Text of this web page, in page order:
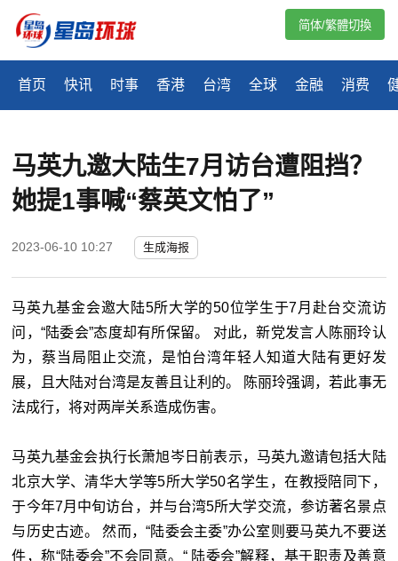
首页 快讯 时事 香港 台湾 全球 金融 消费
简体/繁體切換
马英九邀大陆生7月访台遭阻挡？
她提1事喊“蔡英文怕了”
2023-06-10 10:27 生成海报
马英九基金会邀大陆5所大学的50位学生于7月赴台交流访
问，“陆委会”态度却有所保留。 对此，新党发言人陈丽玲认
为，蔡当局阻止交流，是怕台湾年轻人知道大陆有更好发
展，且大陆对台湾是友善且让利的。 陈丽玲强调，若此事无
法成行，将对两岸关系造成伤害。
马英九基金会执行长萧旭岑日前表示，马英九邀请包括大陆
北京大学、清华大学等5所大学50名学生，在教授陪同下，
于今年7月中旬访台，并与台湾5所大学交流，参访著名景点
与历史古迹。 然而，“陆委会主委”办公室则要马英九不要送
件，称“陆委会”不会同意。“ 陆委会”解释，基于职责及善意